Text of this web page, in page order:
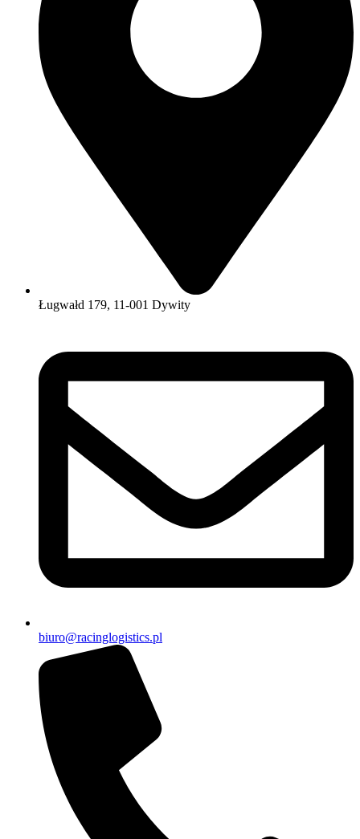
Ługwałd 179, 11-001 Dywity
biuro@racinglogistics.pl